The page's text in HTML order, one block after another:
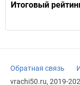
Итоговый
Обратная связь
vrachi50.ru, 2019-